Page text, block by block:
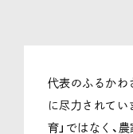
代表のふるかわ
に尽力されてい
育」ではなく、